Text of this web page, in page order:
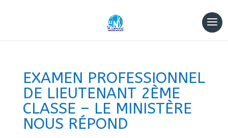
EXAMEN PROFESSIONNEL
DE LIEUTENANT 2ÈME
CLASSE – LE MINISTÈRE
NOUS RÉPOND